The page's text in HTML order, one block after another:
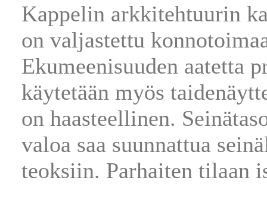
Kappelin arkkitehtuurin
on valjastettu
Ekumeenisuuden aatetta
käytetään myös
on haasteellinen.
valoa saa suunnattua
teoksiin. Parhaiten tilaan